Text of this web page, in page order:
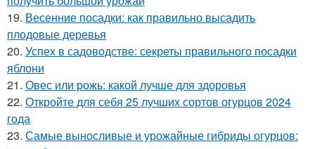
19. Весенние посадки: как правильно высадить
плодовые деревья
20. Успех в садоводстве: секреты правильного посадки
яблони
21. Овес или рожь: какой лучше для здоровья
22. Откройте для себя 25 лучших сортов огурцов 2024
года
23. Самые выносливые и урожайные гибриды огурцов: